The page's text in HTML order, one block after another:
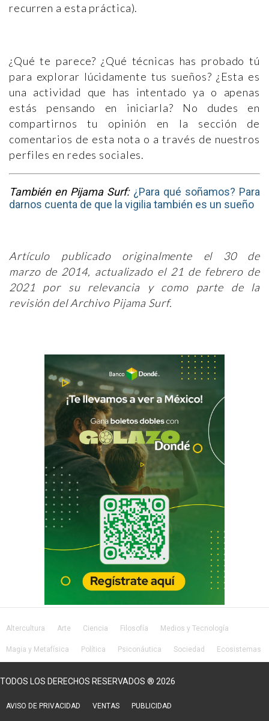
recurren a esta práctica).
¿Qué te parece? ¿Qué técnicas has probado tú
para explorar lúcidamente tus sueños? ¿Esta es
una actividad que has intentado ya o apenas
estás pensando en iniciarla? No dudes en
compartirnos tu opinión en la sección de
comentarios de esta nota o a través de nuestros
perfiles en redes sociales.
También en Pijama Surf: ¿Para qué soñamos? Para
darnos cuenta de que la vigilia también es un sueño
Artículo publicado originalmente el 30 de
marzo de 2014, actualizado el 21 de febrero de
2021 por su relevancia y como parte de la
revisión del Archivo Pijama Surf.
Altercultura Arte Ciencia Filosofía Medios y Tecnología
Magia y Metafísica Política Psiconáutica Sociedad Ecosistemas
TODOS LOS DERECHOS RESERVADOS ® 2026
AVISO DE PRIVACIDAD VENTAS PUBLICIDAD